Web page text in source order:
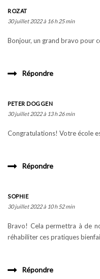
ROZAT
30 juillet 2022 à 16 h 25 min
Bonjour, un grand bravo pour
Répondre
PETER DOGGEN
30 juillet 2022 à 13 h 26 min
Congratulations! Votre école
Répondre
SOPHIE
30 juillet 2022 à 10 h 52 min
Bravo! Cela permettra à de
réhabiliter ces pratiques
Répondre